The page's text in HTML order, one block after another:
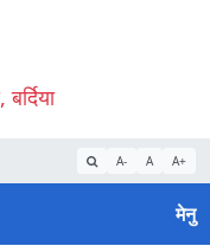
A- A A+
मेनु